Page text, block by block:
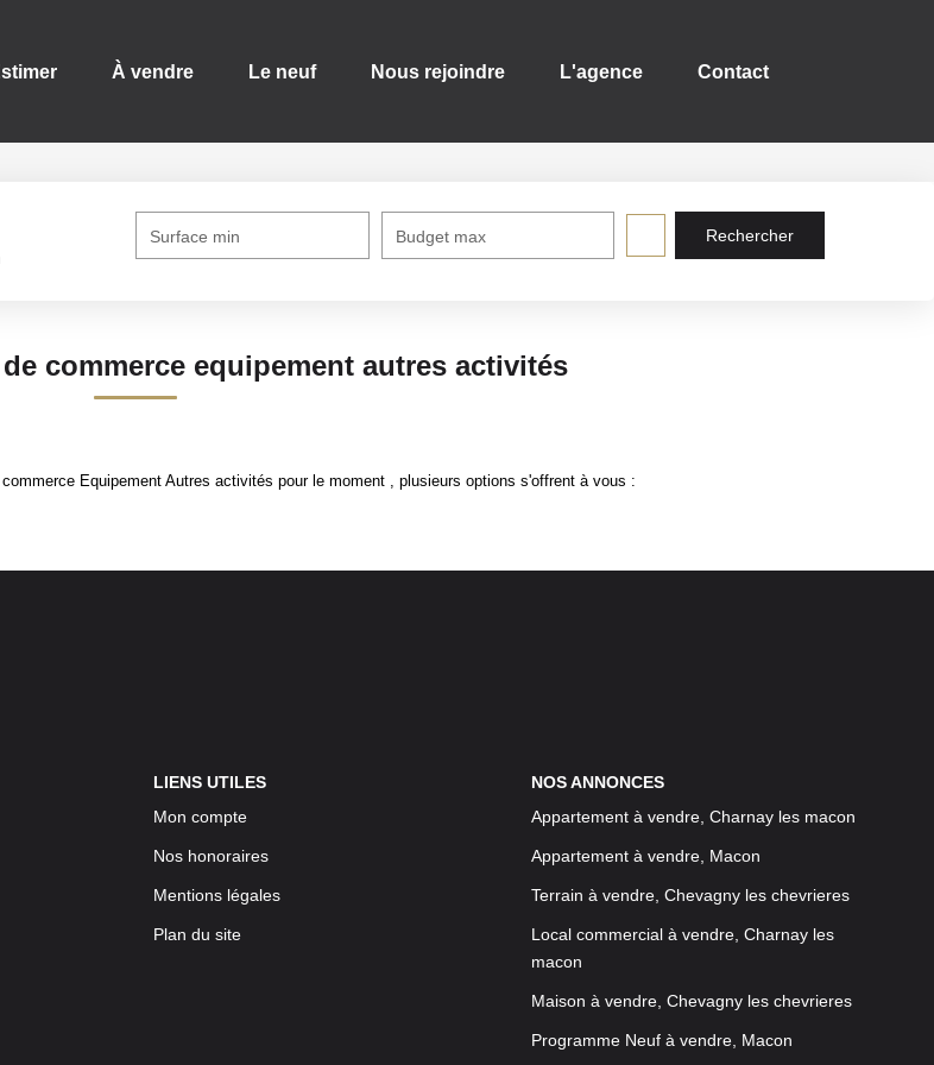
À vendre Le neuf Nous rejoindre L'agence Contact
Surface min Budget max
commerce equipement autres activités
Equipement Autres activités pour le moment , plusieurs options s'offrent à vous :
LIENS UTILES
Mon compte
Nos honoraires
Mentions légales
Plan du site
NOS ANNONCES
Appartement à vendre, Charnay les macon
Appartement à vendre, Macon
Terrain à vendre, Chevagny les chevrieres
Local commercial à vendre, Charnay les
macon
Maison à vendre, Chevagny les chevrieres
Programme Neuf à vendre, Macon